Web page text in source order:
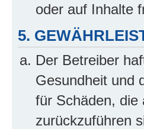
oder auf Inhalte
5.
Der Betreiber
Gesundheit und
für Schäden, die
zurückzuführen